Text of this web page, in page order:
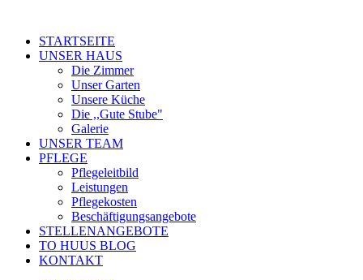
STARTSEITE
UNSER HAUS
Die Zimmer
Unser Garten
Unsere Küche
Die ,,Gute Stube"
Galerie
UNSER TEAM
PFLEGE
Pflegeleitbild
Leistungen
Pflegekosten
Beschäftigungsangebote
STELLENANGEBOTE
TO HUUS BLOG
KONTAKT